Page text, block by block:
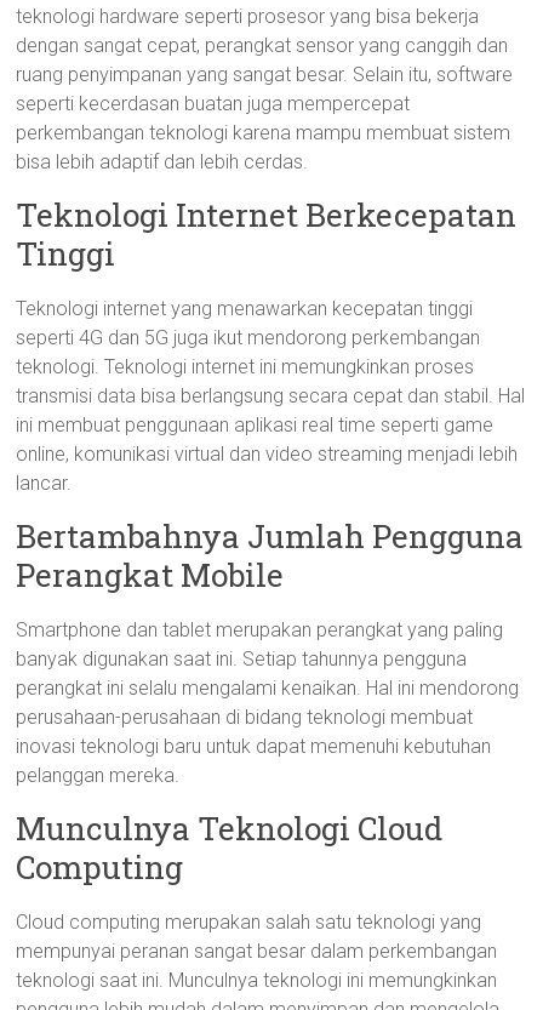
teknologi hardware seperti prosesor yang bisa bekerja
dengan sangat cepat, perangkat sensor yang canggih dan
ruang penyimpanan yang sangat besar. Selain itu, software
seperti kecerdasan buatan juga mempercepat
perkembangan teknologi karena mampu membuat sistem
bisa lebih adaptif dan lebih cerdas.
Teknologi Internet Berkecepatan
Tinggi
Teknologi internet yang menawarkan kecepatan tinggi
seperti 4G dan 5G juga ikut mendorong perkembangan
teknologi. Teknologi internet ini memungkinkan proses
transmisi data bisa berlangsung secara cepat dan stabil. Hal
ini membuat penggunaan aplikasi real time seperti game
online, komunikasi virtual dan video streaming menjadi lebih
lancar.
Bertambahnya Jumlah Pengguna
Perangkat Mobile
Smartphone dan tablet merupakan perangkat yang paling
banyak digunakan saat ini. Setiap tahunnya pengguna
perangkat ini selalu mengalami kenaikan. Hal ini mendorong
perusahaan-perusahaan di bidang teknologi membuat
inovasi teknologi baru untuk dapat memenuhi kebutuhan
pelanggan mereka.
Munculnya Teknologi Cloud
Computing
Cloud computing merupakan salah satu teknologi yang
mempunyai peranan sangat besar dalam perkembangan
teknologi saat ini. Munculnya teknologi ini memungkinkan